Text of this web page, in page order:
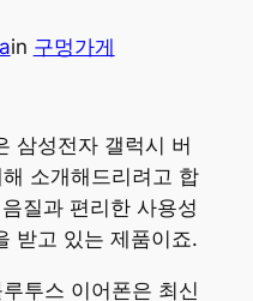
in 구멍가게
삼성전자 갤럭시 버
소개해드리려고 합
질과 편리한 사용성
받고 있는 제품이죠.
투스 이어폰은 최신